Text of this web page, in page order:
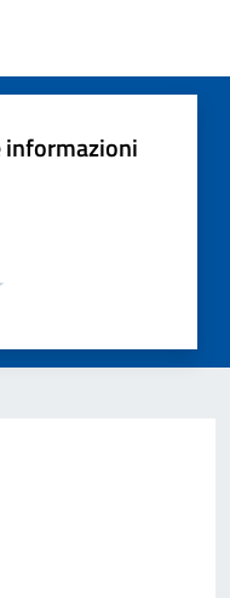
informazioni